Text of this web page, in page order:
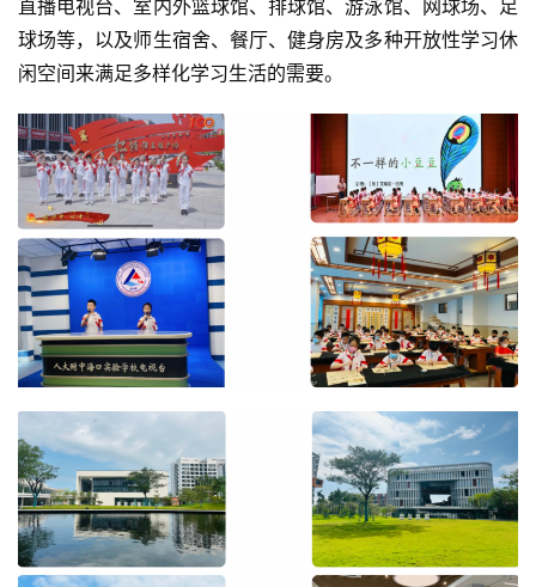
直播电视台、室内外篮球馆、排球馆、游泳馆、网球场、足
球场等，以及师生宿舍、餐厅、健身房及多种开放性学习休
闲空间来满足多样化学习生活的需要。